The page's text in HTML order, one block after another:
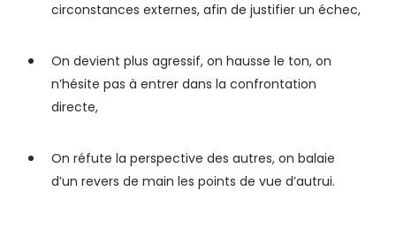
circonstances externes, afin de justifier un échec,
On devient plus agressif, on hausse le ton, on
n’hésite pas à entrer dans la confrontation
directe,
On réfute la perspective des autres, on balaie
d’un revers de main les points de vue d’autrui.